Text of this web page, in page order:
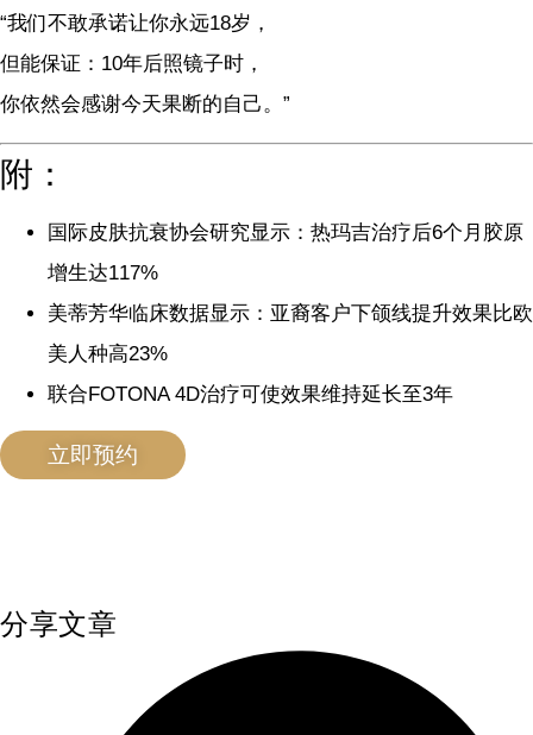
“我们不敢承诺让你永远18岁，
但能保证：10年后照镜子时，
你依然会感谢今天果断的自己。”
附：
国际皮肤抗衰协会研究显示：热玛吉治疗后6个月胶原
增生达117%
美蒂芳华临床数据显示：亚裔客户下颌线提升效果比欧
美人种高23%
联合FOTONA 4D治疗可使效果维持延长至3年
立即预约
分享文章